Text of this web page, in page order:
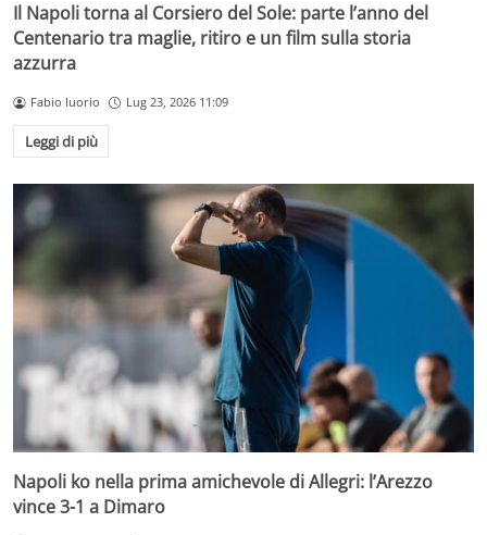
Il Napoli torna al Corsiero del Sole: parte l’anno del
Centenario tra maglie, ritiro e un film sulla storia
azzurra
Fabio Iuorio Lug 23, 2026 11:09
Leggi di più
Napoli ko nella prima amichevole di Allegri: l’Arezzo
vince 3-1 a Dimaro